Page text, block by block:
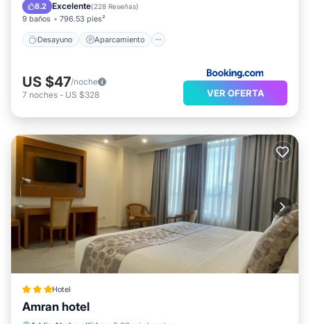
8.2 Excelente(228 Reseñas)
9 baños 796.53 pies²
Desayuno Aparcamiento
Balcón/Terraza
US $47/noche
7 noches - US $328 VER OFERTA
Hotel
Amran hotel